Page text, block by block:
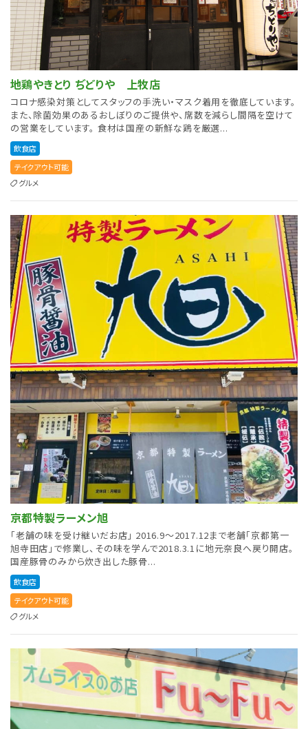
地鶏やきとり ぢどりや 上牧店
コロナ感染対策としてスタッフの手洗い・マスク着用を徹底しています。
また、除菌効果のあるおしぼりのご提供や、席数を減らし間隔を空けて
の営業をしています。 食材は国産の新鮮な鶏を厳選...
飲食店
テイクアウト可能
グルメ
京都特製ラーメン旭
「老舗の味を受け継いだお店」 2016.9〜2017.12まで老舗「京都第一
旭寺田店」で修業し、その味を学んで2018.3.1に地元奈良へ戻り開店。
国産豚骨のみから炊き出した豚骨...
飲食店
テイクアウト可能
グルメ